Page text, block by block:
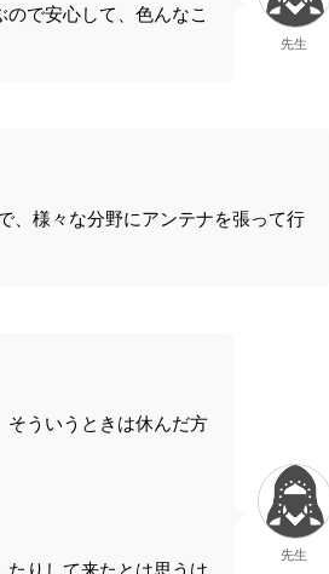
で安心して、色んなこ
先生
、様々な分野にアンテナを張って行
そういうときは休んだ方
りして来たとは思うけ
先生